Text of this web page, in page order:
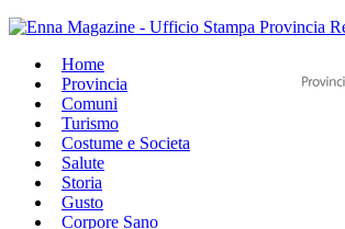
Home
Provincia
Comuni
Turismo
Costume e Societa
Salute
Storia
Gusto
Corpore Sano